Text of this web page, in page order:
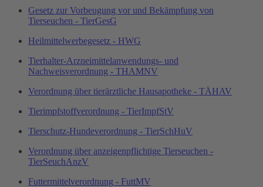
Gesetz zur Vorbeugung vor und Bekämpfung von
Tierseuchen - TierGesG
Heilmittelwerbegesetz - HWG
Tierhalter-Arzneimittelanwendungs- und
Nachweisverordnung - THAMNV
Verordnung über tierärztliche Hausapotheke - TÄHAV
Tierimpfstoffverordnung - TierImpfStV
Tierschutz-Hundeverordnung - TierSchHuV
Verordnung über anzeigenpflichtige Tierseuchen -
TierSeuchAnzV
Futtermittelverordnung - FuttMV